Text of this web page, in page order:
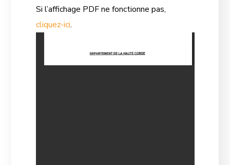
Si l’affichage PDF ne fonctionne pas,
cliquez-ici.